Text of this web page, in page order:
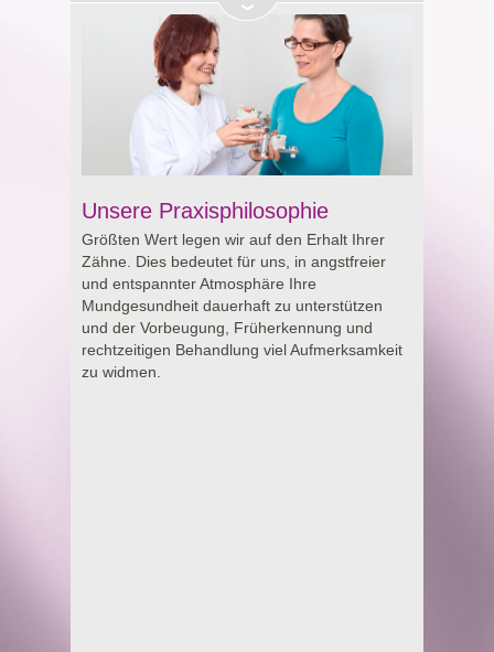
Unsere Praxisphilosophie
Größten Wert legen wir auf den Erhalt Ihrer
Zähne. Dies bedeutet für uns, in angstfreier
und entspannter Atmosphäre Ihre
Mundgesundheit dauerhaft zu unterstützen
und der Vorbeugung, Früherkennung und
rechtzeitigen Behandlung viel Aufmerksamkeit
zu widmen.